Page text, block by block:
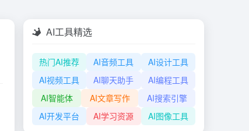
AI工具精选
热门AI推荐 AI音频工具
AI设计工具
AI视频工具
AI聊天助手
AI编程工具
AI智能体
AI文章写作
AI搜索引擎
AI开发平台
AI学习资源 AI图像工具